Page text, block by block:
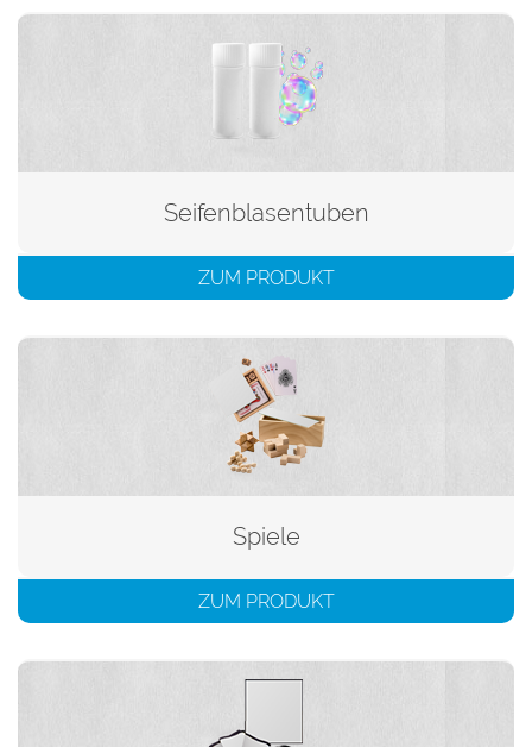
Seifenblasentuben
ZUM PRODUKT
Spiele
ZUM PRODUKT